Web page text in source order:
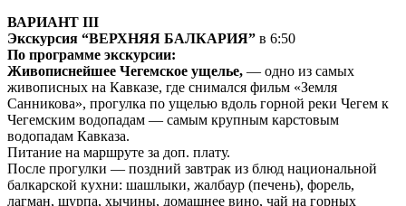
ВАРИАНТ III
Экскурсия “ВЕРХНЯЯ БАЛКАРИЯ” в 6:50
По программе экскурсии:
Живописнейшее Чегемское ущелье, — одно из самых
живописных на Кавказе, где снимался фильм «Земля
Санникова», прогулка по ущелью вдоль горной реки Чегем к
Чегемским водопадам — самым крупным карстовым
водопадам Кавказа.
Питание на маршруте за доп. плату.
После прогулки — поздний завтрак из блюд национальной
балкарской кухни: шашлыки, жалбаур (печень), форель,
лагман, шурпа, хычины, домашнее вино, чай на горных